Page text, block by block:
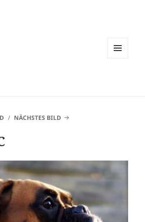
NÄCHSTES BILD